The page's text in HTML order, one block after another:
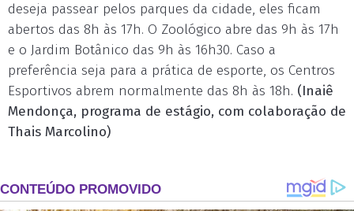
deseja passear pelos parques da cidade, eles ficam
abertos das 8h às 17h. O Zoológico abre das 9h às 17h
e o Jardim Botânico das 9h às 16h30. Caso a
preferência seja para a prática de esporte, os Centros
Esportivos abrem normalmente das 8h às 18h. (Inaiê
Mendonça, programa de estágio, com colaboração de
Thais Marcolino)